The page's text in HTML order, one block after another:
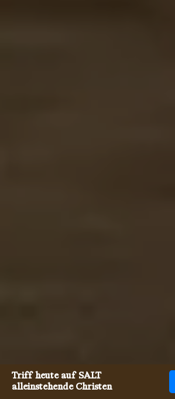
Triff heute auf SALT
alleinstehende Christen